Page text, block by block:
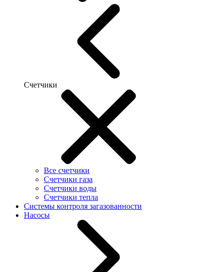
Счетчики
Все счетчики
Счетчики газа
Счетчики воды
Счетчики тепла
Системы контроля загазованности
Насосы